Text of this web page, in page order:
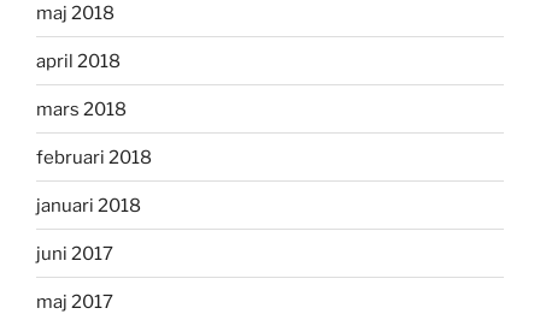
maj 2018
april 2018
mars 2018
februari 2018
januari 2018
juni 2017
maj 2017